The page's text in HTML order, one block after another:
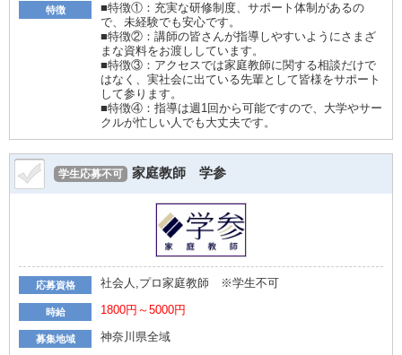
特徴
■特徴①：充実な研修制度、サポート体制があるの
で、未経験でも安心です。
■特徴②：講師の皆さんが指導しやすいようにさまざ
まな資料をお渡ししています。
■特徴③：アクセスでは家庭教師に関する相談だけで
はなく、実社会に出ている先輩として皆様をサポート
して参ります。
■特徴④：指導は週1回から可能ですので、大学やサー
クルが忙しい人でも大丈夫です。
学生応募不可 家庭教師 学参
応募資格 社会人,プロ家庭教師 ※学生不可
時給 1800円～5000円
募集地域 神奈川県全域